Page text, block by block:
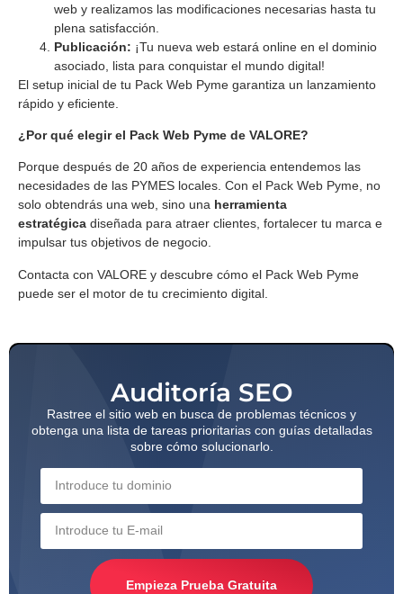
web y realizamos las modificaciones necesarias hasta tu
plena satisfacción.
Publicación: ¡Tu nueva web estará online en el dominio
asociado, lista para conquistar el mundo digital!
El setup inicial de tu Pack Web Pyme garantiza un lanzamiento
rápido y eficiente.
¿Por qué elegir el Pack Web Pyme de VALORE?
Porque después de 20 años de experiencia entendemos las
necesidades de las PYMES locales. Con el Pack Web Pyme, no
solo obtendrás una web, sino una herramienta
estratégica diseñada para atraer clientes, fortalecer tu marca e
impulsar tus objetivos de negocio.
Contacta con VALORE y descubre cómo el Pack Web Pyme
puede ser el motor de tu crecimiento digital.
Auditoría SEO
Rastree el sitio web en busca de problemas técnicos y
obtenga una lista de tareas prioritarias con guías detalladas
sobre cómo solucionarlo.
Empieza Prueba Gratuita